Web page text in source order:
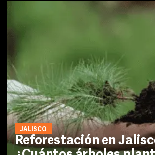
JALISCO
Reforestación en